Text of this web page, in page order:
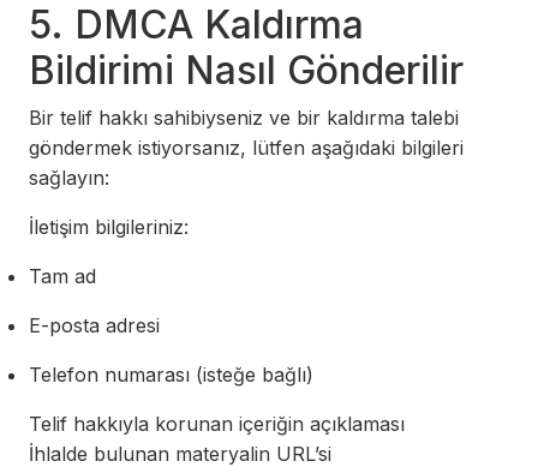
5. DMCA Kaldırma
Bildirimi Nasıl Gönderilir
Bir telif hakkı sahibiyseniz ve bir kaldırma talebi
göndermek istiyorsanız, lütfen aşağıdaki bilgileri
sağlayın:
İletişim bilgileriniz:
Tam ad
E-posta adresi
Telefon numarası (isteğe bağlı)
Telif hakkıyla korunan içeriğin açıklaması
İhlalde bulunan materyalin URL’si